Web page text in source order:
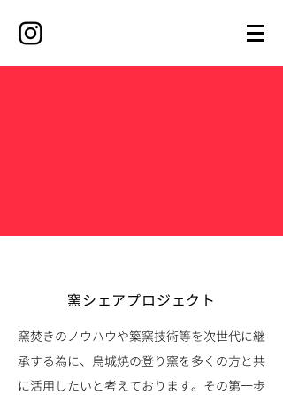
窯シェアプロジェクト
窯焚きのノウハウや築窯技術等を次世代に継
承する為に、烏城焼の登り窯を多くの方と共
に活用したいと考えております。その第一歩